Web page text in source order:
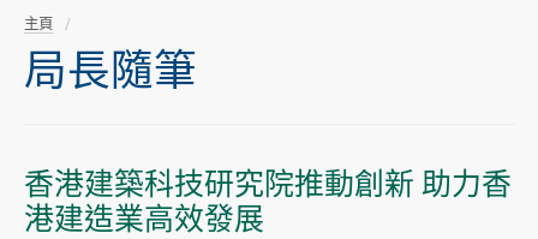
主頁
局長隨筆
香港建築科技研究院推動創新 助力香
港建造業高效發展